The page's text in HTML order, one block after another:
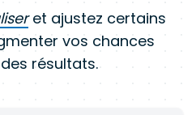
et ajustez certains
vos chances
résultats.